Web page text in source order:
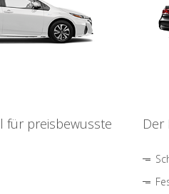
für preisbewusste
Der